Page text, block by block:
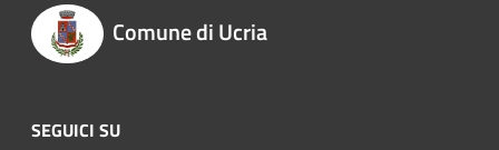
Comune di Ucria
SEGUICI SU